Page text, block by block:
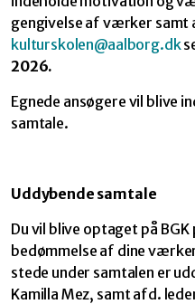
gengivelse af værker samt
kulturskolen@aalborg.dk
2026.
Egnede ansøgere vil blive
samtale.
Uddybende samtale
Du vil blive optaget på
bedømmelse af dine
stede under samtalen er
Kamilla Mez, samt afd.